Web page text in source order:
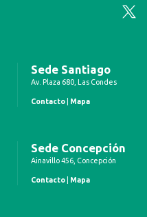
Twitter
Sede Santiago
Av. Plaza 680, Las Condes
Contacto Mapa
Sede Concepción
Ainavillo 456, Concepción
Contacto Mapa